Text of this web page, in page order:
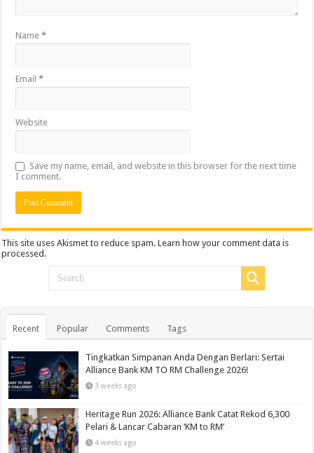
Name*
Email*
Website
Save my name, email, and website in this browser for the next time
I comment.
This site uses Akismet to reduce spam.Learn how your comment data is
processed.
Recent Popular Comments Tags
Tingkatkan Simpanan Anda Dengan Berlari: Sertai
Alliance Bank KM TO RM Challenge 2026!
3 weeks ago
Heritage Run 2026: Alliance Bank Catat Rekod 6,300
Pelari & Lancar Cabaran ‘KM to RM’
4 weeks ago